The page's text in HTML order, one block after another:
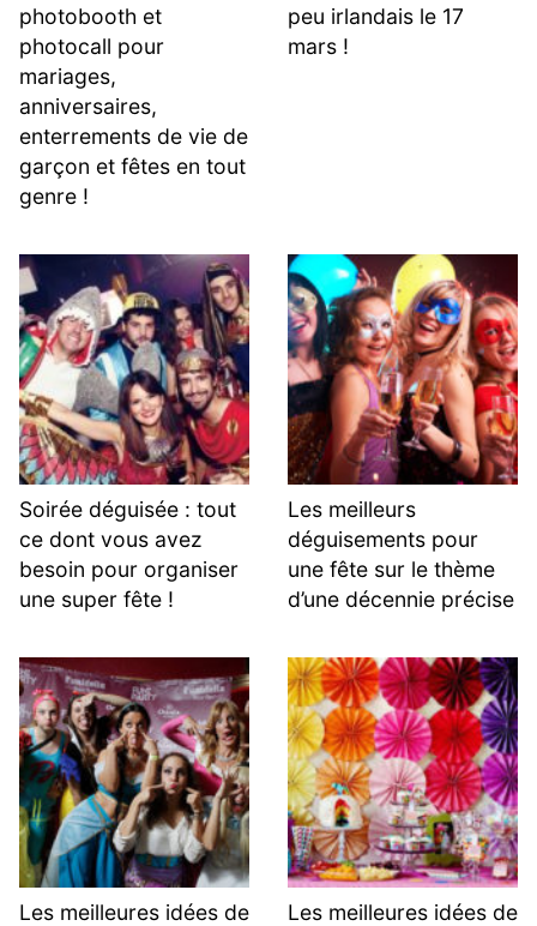
photobooth et
photocall pour
mariages,
anniversaires,
enterrements de vie de
garçon et fêtes en tout
genre !
peu irlandais le 17
mars !
Soirée déguisée : tout
ce dont vous avez
besoin pour organiser
une super fête !
Les meilleurs
déguisements pour
une fête sur le thème
d’une décennie précise
Les meilleures idées de
Les meilleures idées de